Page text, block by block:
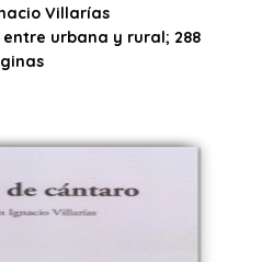
Villarías
urbana y rural; 288